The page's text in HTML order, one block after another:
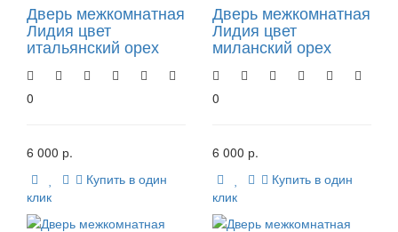
Дверь межкомнатная
Лидия цвет
итальянский орех
0
6 000 р.
Купить в один
клик
Дверь межкомнатная
Лидия цвет
миланский орех
0
6 000 р.
Купить в один
клик